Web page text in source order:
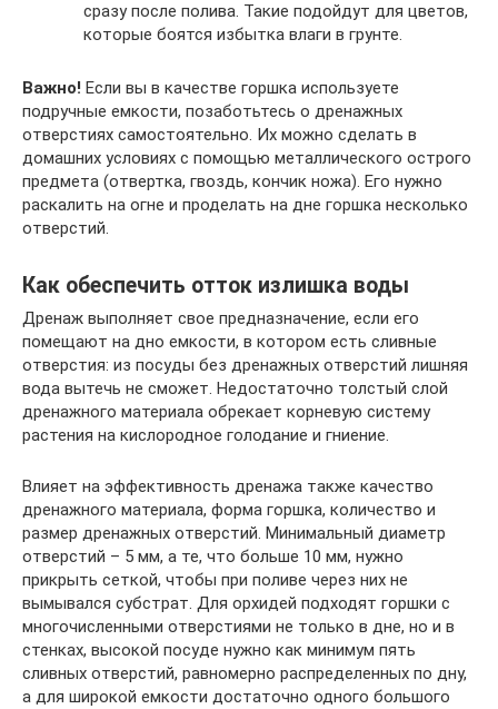
сразу после полива. Такие подойдут для цветов,
которые боятся избытка влаги в грунте.
Важно! Если вы в качестве горшка используете
подручные емкости, позаботьтесь о дренажных
отверстиях самостоятельно. Их можно сделать в
домашних условиях с помощью металлического острого
предмета (отвертка, гвоздь, кончик ножа). Его нужно
раскалить на огне и проделать на дне горшка несколько
отверстий.
Как обеспечить отток излишка воды
Дренаж выполняет свое предназначение, если его
помещают на дно емкости, в котором есть сливные
отверстия: из посуды без дренажных отверстий лишняя
вода вытечь не сможет. Недостаточно толстый слой
дренажного материала обрекает корневую систему
растения на кислородное голодание и гниение.
Влияет на эффективность дренажа также качество
дренажного материала, форма горшка, количество и
размер дренажных отверстий. Минимальный диаметр
отверстий – 5 мм, а те, что больше 10 мм, нужно
прикрыть сеткой, чтобы при поливе через них не
вымывался субстрат. Для орхидей подходят горшки с
многочисленными отверстиями не только в дне, но и в
стенках, высокой посуде нужно как минимум пять
сливных отверстий, равномерно распределенных по дну,
а для широкой емкости достаточно одного большого